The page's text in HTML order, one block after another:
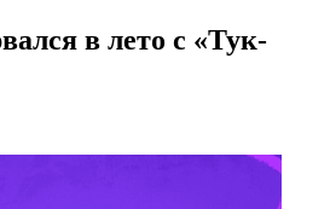
в лето с «Тук-